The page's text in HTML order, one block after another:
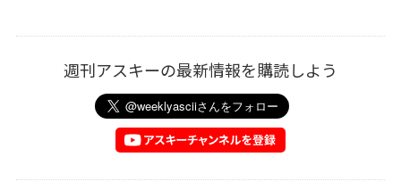
週刊アスキーの最新情報を購読しよう